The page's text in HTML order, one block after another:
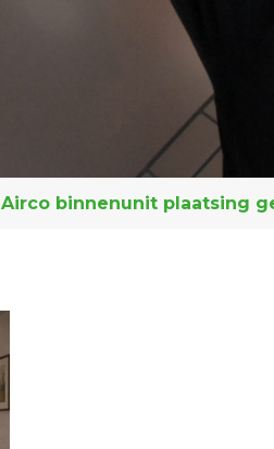
Airco binnenunit plaatsing